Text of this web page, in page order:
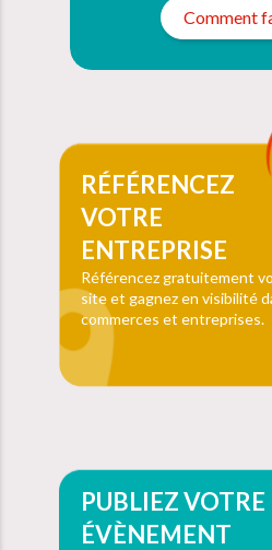
Comment
RÉFÉRENCEZ
VOTRE
ENTREPRISE
Référencez gratuitement
site et gagnez en visibilité
commerces et entreprises.
PUBLIEZ VOTRE
ÉVÈNEMENT